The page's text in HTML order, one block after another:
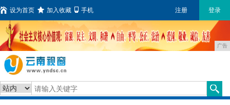
设为首页 加入收藏 手机 注册 登录
广告